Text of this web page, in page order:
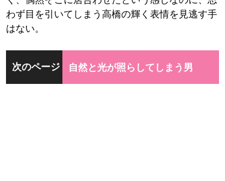
わず目を引いてしまう高橋の輝く表情を見逃す手
はない。
次のページ 自然と光が照らしてしまう男